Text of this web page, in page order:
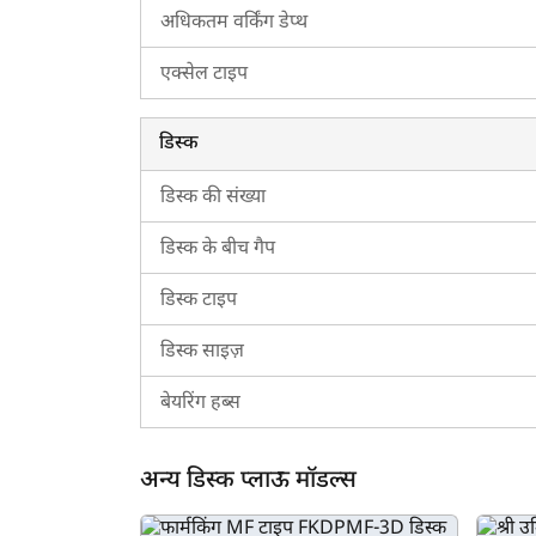
स्वान एग्रो NSMDP-4 के लिए ट्रैक्टरकारवां को
ट्रैक्टरकारवां एक प्रामाणिक प्लेटफ़ॉर्म है, जहाँ यूजर्स
सुविधा के बारे में अधिक जानकारी के लिए अभी हमसे संपर्क
अधिकतम वर्किंग डेप्थ
एक्सेल टाइप
डिस्क
डिस्क की संख्या
डिस्क के बीच गैप
डिस्क टाइप
डिस्क साइज़
बेयरिंग हब्स
अन्य डिस्क प्लाऊ मॉडल्स